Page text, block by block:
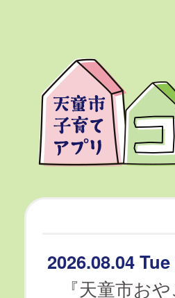
2026.08.04 Tue